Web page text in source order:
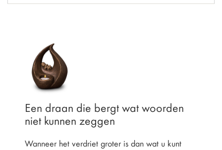
Een draan die bergt wat woorden
niet kunnen zeggen
Wanneer het verdriet groter is dan wat u kunt